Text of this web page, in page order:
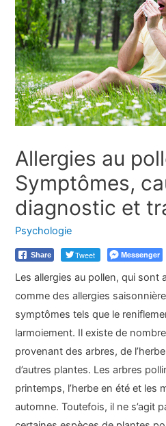
Allergies au
Symptômes,
diagnostic et
Psychologie
Share Tweet Messenger
Les allergies au pollen, qui sont
comme des allergies
symptômes tels que le
larmoiement. Il existe de
provenant des arbres, de
d’autres plantes. Les arbres
printemps, l’herbe en été et les
automne. Toutefois, il ne s’agit